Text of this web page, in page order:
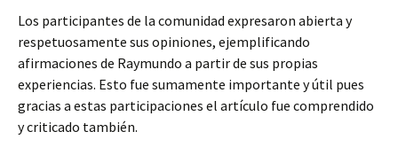
Los participantes de la comunidad expresaron abierta y
respetuosamente sus opiniones, ejemplificando
afirmaciones de Raymundo a partir de sus propias
experiencias. Esto fue sumamente importante y útil pues
gracias a estas participaciones el artículo fue comprendido
y criticado también.